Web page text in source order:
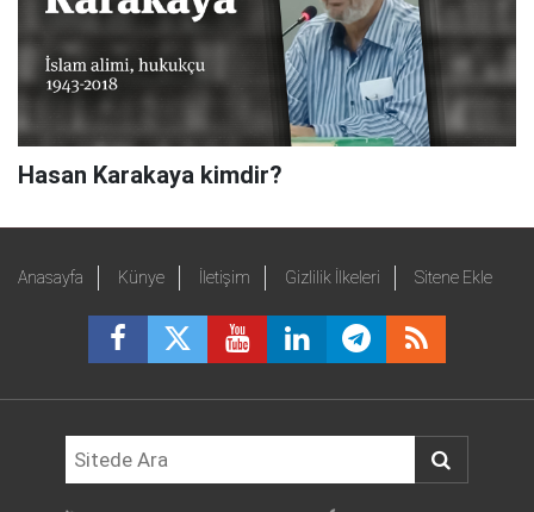
Hasan Karakaya kimdir?
Anasayfa Künye İletişim Gizlilik İlkeleri Sitene Ekle